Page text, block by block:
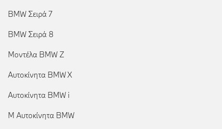
BMW Σειρά 7
BMW Σειρά 8
Μοντέλα BMW Z
Αυτοκίνητα BMW X
Αυτοκίνητα BMW i
Μ Αυτοκίνητα BMW